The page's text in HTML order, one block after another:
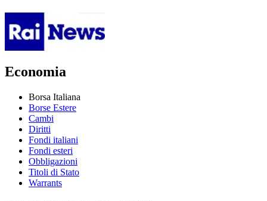
Economia
Borsa Italiana
Borse Estere
Cambi
Diritti
Fondi italiani
Fondi esteri
Obbligazioni
Titoli di Stato
Warrants